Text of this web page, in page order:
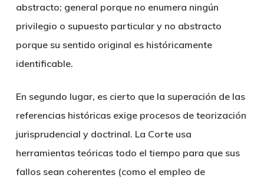
abstracto; general porque no enumera ningún
privilegio o supuesto particular y no abstracto
porque su sentido original es históricamente
identificable.
En segundo lugar, es cierto que la superación de las
referencias históricas exige procesos de teorización
jurisprudencial y doctrinal. La Corte usa
herramientas teóricas todo el tiempo para que sus
fallos sean coherentes (como el empleo de